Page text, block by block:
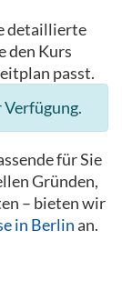
detaillierte
den Kurs
passt.
für Sie
Gründen,
– bieten wir
in Berlinan.